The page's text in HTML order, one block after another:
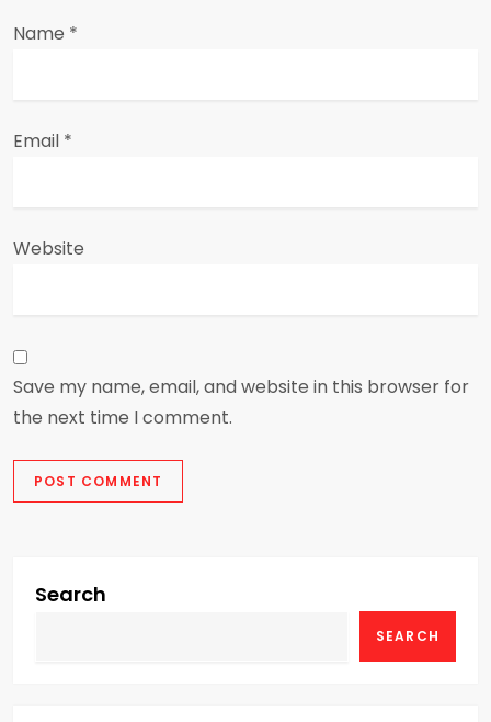
Name *
Email *
Website
Save my name, email, and website in this browser for
the next time I comment.
Search
SEARCH